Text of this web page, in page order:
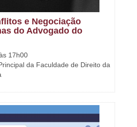
e Negociação
do Advogado do
17h00
da Faculdade de Direito da